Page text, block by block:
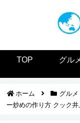
TOP グル
ホーム グル
ー炒めの作り方 クック井